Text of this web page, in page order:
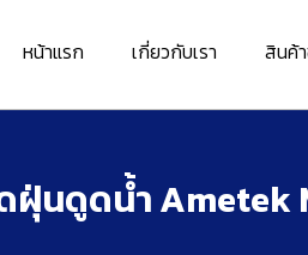
หน้าแรก เกี่ยวกับเรา สินค้
ฝุ่นดูดน้ำ Ametek